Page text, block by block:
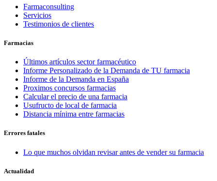
Farmaconsulting
Servicios
Testimonios de clientes
Farmacias
Últimos artículos sector farmacéutico
Informe Personalizado de la Demanda de TU farmacia
Informe de la Demanda en España
Proximos concursos farmacias
Calcular el precio de una farmacia
Usufructo de local de farmacia
Distancia mínima entre farmacias
Errores fatales
Lo que muchos olvidan revisar antes de vender su farmacia
Actualidad